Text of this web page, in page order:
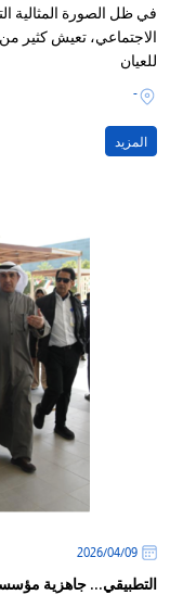
في ظل الصورة المثالية
الاجتماعي، تعيش كثير
للعيان
-
المزيد
09‏/04‏/2026
التطبيقي... جاهزية